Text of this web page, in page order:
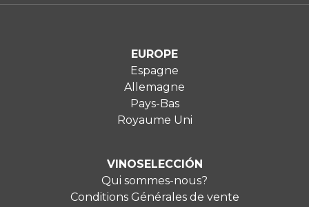
EUROPE
Espagne
Allemagne
Pays-Bas
Royaume Uni
VINOSELECCIÓN
Qui sommes-nous?
Conditions Générales de vente